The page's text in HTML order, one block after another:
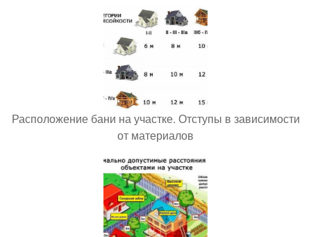
Расположение бани на участке. Отступы в зависимости
от материалов